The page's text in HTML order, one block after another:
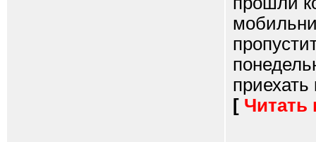
приехать
[ Читать